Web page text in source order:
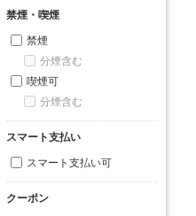
禁煙・喫煙
禁煙
分煙含む
喫煙可
分煙含む
スマート支払い
スマート支払い可
クーポン